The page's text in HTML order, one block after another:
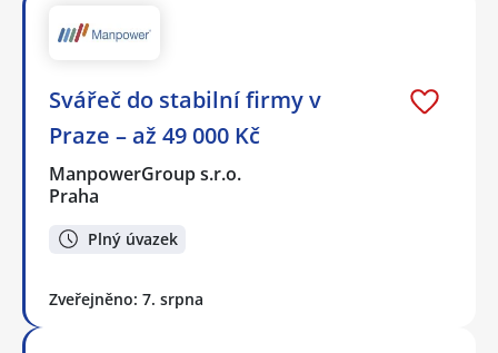
Svářeč do stabilní firmy v
Praze – až 49 000 Kč
ManpowerGroup s.r.o.
Praha
Plný úvazek
Zveřejněno: 7. srpna